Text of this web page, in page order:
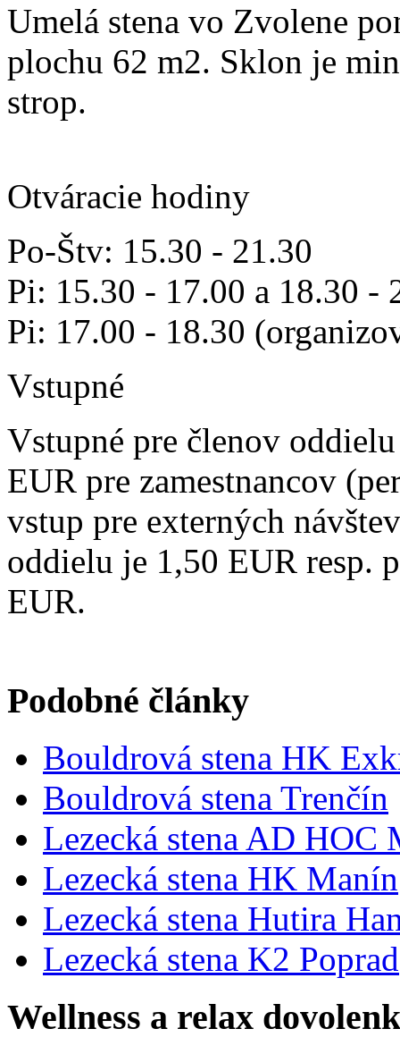
Umelá stena vo Zvolene
plochu 62 m2. Sklon je
strop.
Otváracie hodiny
Po-Štv: 15.30 - 21.30
Pi: 15.30 - 17.00 a
Pi: 17.00 - 18.30
Vstupné
Vstupné pre členov
EUR pre zamestnancov
vstup pre externých
oddielu je 1,50 EUR resp.
EUR.
Podobné články
Bouldrová stena HK
Bouldrová stena Trenčín
Lezecká stena AD HOC
Lezecká stena HK Manín
Lezecká stena Hutira
Lezecká stena K2 Poprad
Wellness a relax